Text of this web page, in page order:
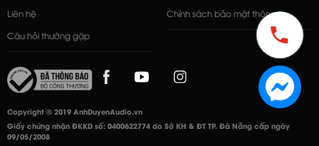
Liên hệ
Câu hỏi thường gặp
Chính sách bảo mật thông tin
Copyright © 2019 AnhDuyenAudio.vn
Giấy chứng nhận ĐKKD số: 0400622774 do Sở KH & ĐT TP. Đà Nẵng cấp ngày
09/05/2008